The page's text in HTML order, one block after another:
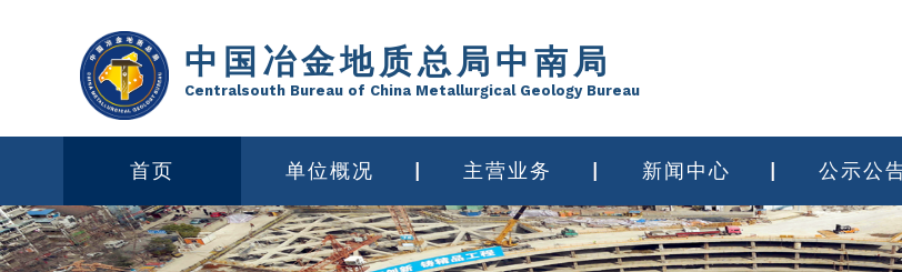
中国冶金地质总局中南局
Centralsouth Bureau of China Metallurgical Geology Bureau
首页 单位概况 主营业务 新闻中心 公示公